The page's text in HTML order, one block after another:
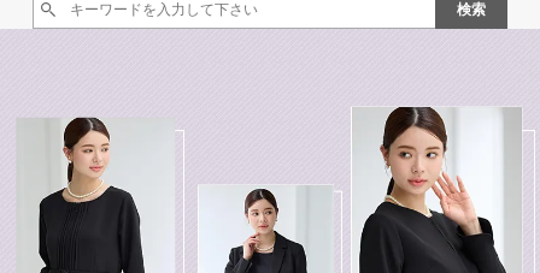
戻る
マタニティ ワンピース
マタニティ パンツ
マタニティ スカート
マタニティ トップス
戻る
マタニティ ショーツ
妊婦帯・腹帯・産前ガードル
マタニティ 授乳 キャミソール
戻る
授乳ワンピース
授乳トップス
戻る
マタニティ スーツ
マタニティ オフィス 通勤服
マタニティ ドレス（結婚式・お呼ばれ）
マタニティ フォーマル パンツ・ボトムス
戻る
妊婦用 抱き枕・授乳クッション
授乳 ケープ
戻る
マタニティストッキング・タイツ
マタニティレギンス
戻る
妊娠線クリーム
戻る
【アウトレット】ワンピース
【アウトレット】トップス・授乳トップス
【アウトレット】ボトムス
【アウトレット】パジャマ
戻る
抗菌防臭加工
透け防止
見えてもカワイイ
コットン素材
戻る
再入荷｜インナー
再入荷｜アウター
ワンピース
トップス
パンツ
スカート
【37周年祭セール】
【37周年祭セール】
【15℃】3月下旬～
【〜10℃】3月中旬
動きやすく着回しで
涼しくて可愛い「ワ
強撚スムース(コスパ
【おまとめ割】パジ
カジュアル
デニム
レギンス
オフィス
ジャケット派
きれいめトップス派
きれいめスカート派
きれいめ美脚パンツ派
マタニティパジャマ
マタニティインナー
ベビー
【オフィスカジュア
【オフィスカジュア
レギンスタイプ
パンツタイプ
【フォーマル】ワン
【フォーマル】ボト
【フォーマル】トッ
【ベビー】長袖
【ベビー】半袖
【ベビー】グッズ
ハンカチ
2WAYオール
コンビ肌着
短肌着
快適ウェア10%OFF
快適ウェア10%OFF
セットアップ・ レイ
Aライン ・フレアワ
Iライン ・タイトシル
ジャンパースカート/
〜3,000円（税込）
〜5,000円（税込）
〜10,000円（税込）
10,001円（税込）〜
薄くてあったか
綿混素材
腹巻・ひざ上パンツ
保温&リカバリー
入院してすぐ使うグ
赤ちゃんへ使うもの
産後に使うグッズ
【冬のあったか特集
【冬のあったか特集
【冬のあったか特集
【冬のあったか特集